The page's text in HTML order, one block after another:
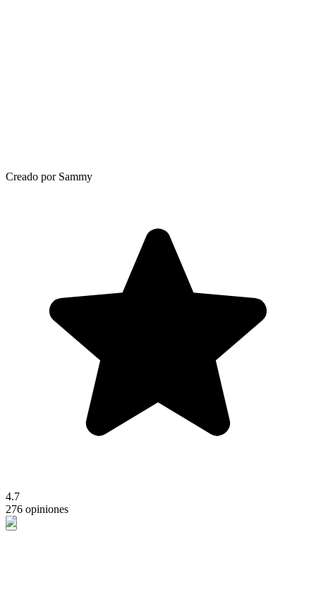
Creado por Sammy
4.7
276 opiniones